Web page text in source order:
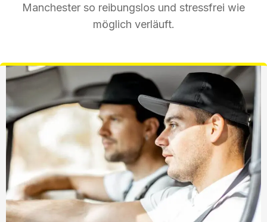
Manchester so reibungslos und stressfrei wie
möglich verläuft.